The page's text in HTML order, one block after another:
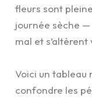
fleurs sont
journée sèche
mal et s’altèrent
Voici un tableau
confondre les